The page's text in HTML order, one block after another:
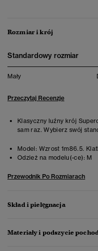
Rozmiar i krój
Standardowy rozmiar
Mały
Przeczytaj Recenzje
Klasyczny luźny krój
sam raz. Wybierz swój
Model: Wzrost 1m86.5.
Odzież na modelu(-ce): M
Przewodnik Po Rozmiarach
Skład i pielęgnacja
Materiały i podszycie